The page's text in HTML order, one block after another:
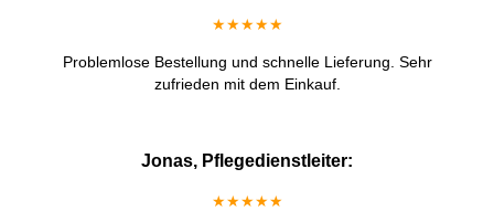
★★★★★
Problemlose Bestellung und schnelle Lieferung. Sehr
zufrieden mit dem Einkauf.
Jonas, Pflegedienstleiter:
★★★★★